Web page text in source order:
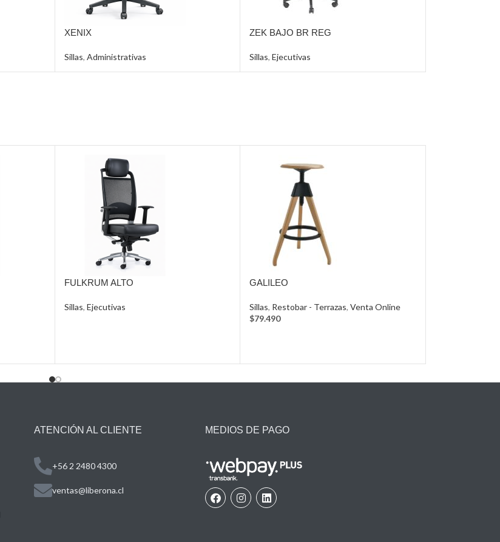
XENIX
Sillas, Administrativas
ZEK BAJO BR REG
Sillas, Ejecutivas
FULKRUM ALTO
Sillas, Ejecutivas
GALILEO
Sillas, Restobar - Terrazas, Venta Online
$79.490
ATENCIÓN AL CLIENTE
+56 2 2480 4300
ventas@liberona.cl
MEDIOS DE PAGO